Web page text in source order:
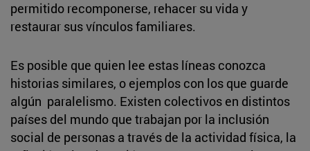
permitido recomponerse, rehacer su vida y
restaurar sus vínculos familiares.
Es posible que quien lee estas líneas conozca
historias similares, o ejemplos con los que guarde
algún paralelismo. Existen colectivos en distintos
países del mundo que trabajan por la inclusión
social de personas a través de la actividad física, la